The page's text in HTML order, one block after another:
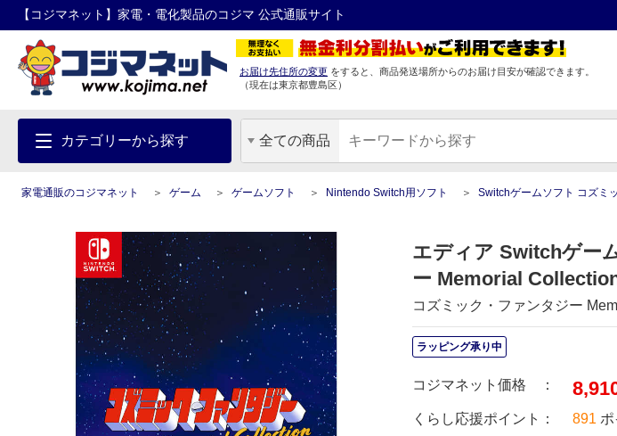
【コジマネット】家電・電化製品のコジマ 公式通販サイト
お届け先住所の変更 をすると、商品発送場所からのお届け目安が確認できます。
（現在は東京都豊島区）
カテゴリーから探す 全ての商品
家電通販のコジマネット ゲーム ゲームソフト Nintendo Switch用ソフト Switchゲームソフト コズミ
エディア Switchゲー
ー Memorial
コズミック・ファンタジー
ラッピング承り中
コジマネット価格 ：
くらし応援ポイント：
891